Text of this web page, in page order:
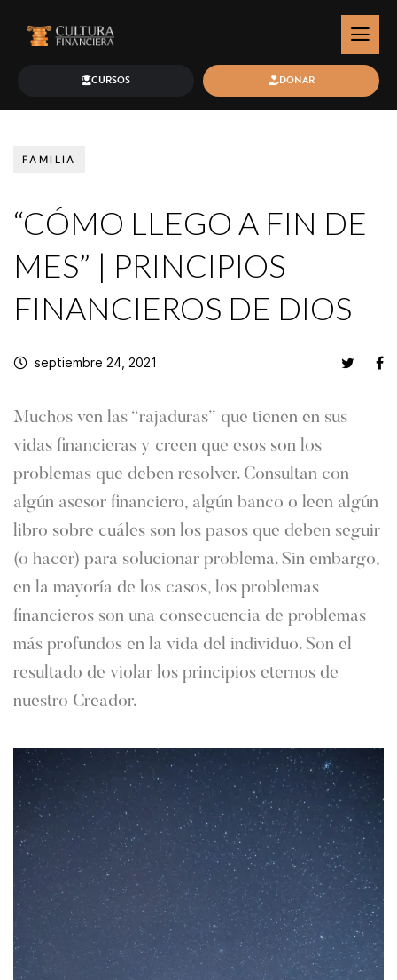
CURSOS DONAR
FAMILIA
“CÓMO LLEGO A FIN DE
MES” | PRINCIPIOS
FINANCIEROS DE DIOS
septiembre 24, 2021
Muchos ven las “rajaduras” que tienen en sus
vidas financieras y creen que esos son los
problemas que deben resolver. Consultan con
algún asesor financiero, algún banco o leen algún
libro sobre cuáles son los pasos que deben seguir
(o hacer) para solucionar problema. Sin embargo,
en la mayoría de los casos, los problemas
financieros son una consecuencia de problemas
más profundos en la vida del individuo. Son el
resultado de violar los principios eternos de
nuestro Creador.